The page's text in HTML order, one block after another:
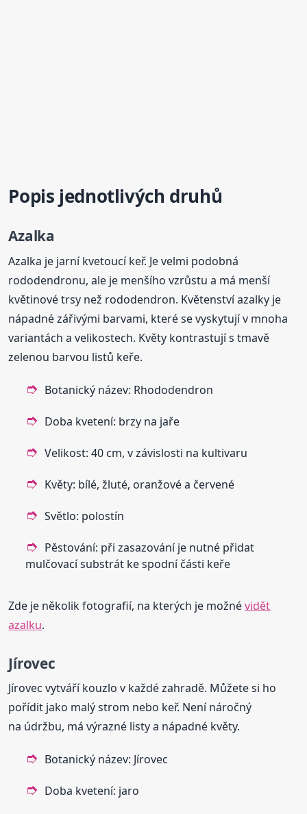
Popis jednotlivých druhů
Azalka
Azalka je jarní kvetoucí keř. Je velmi podobná
rododendronu, ale je menšího vzrůstu a má menší
květinové trsy než rododendron. Květenství azalky je
nápadné zářivými barvami, které se vyskytují v mnoha
variantách a velikostech. Květy kontrastují s tmavě
zelenou barvou listů keře.
Botanický název: Rhododendron
Doba kvetení: brzy na jaře
Velikost: 40 cm, v závislosti na kultivaru
Květy: bílé, žluté, oranžové a červené
Světlo: polostín
Pěstování: při zasazování je nutné přidat
mulčovací substrát ke spodní části keře
Zde je několik fotografií, na kterých je možnévidět
azalku.
Jírovec
Jírovec vytváří kouzlo v každé zahradě. Můžete si ho
pořídit jako malý strom nebo keř. Není náročný
na údržbu, má výrazné listy a nápadné květy.
Botanický název: Jírovec
Doba kvetení: jaro